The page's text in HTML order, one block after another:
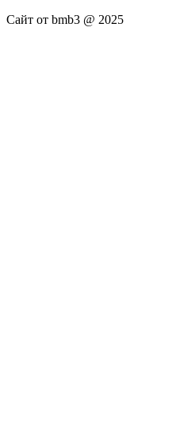
Сайт от bmb3 @ 2025